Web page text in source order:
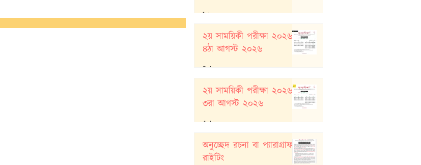
1 day ago
২য় সাময়িকী পরীক্ষা ২০২৬:
৪ঠা আগস্ট ২০২৬
2 days ago
২য় সাময়িকী পরীক্ষা ২০২৬:
৩রা আগস্ট ২০২৬
4 days ago
অনুচ্ছেদ রচনা বা প্যারাগ্রাফ
রাইটিং